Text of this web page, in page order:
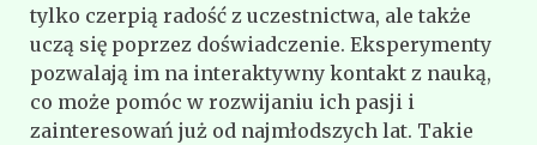
tylko czerpią radość z uczestnictwa, ale także
uczą się poprzez doświadczenie. Eksperymenty
pozwalają im na interaktywny kontakt z nauką,
co może pomóc w rozwijaniu ich pasji i
zainteresowań już od najmłodszych lat. Takie